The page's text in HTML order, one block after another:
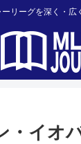
ーリーグを深く・広
・イオ